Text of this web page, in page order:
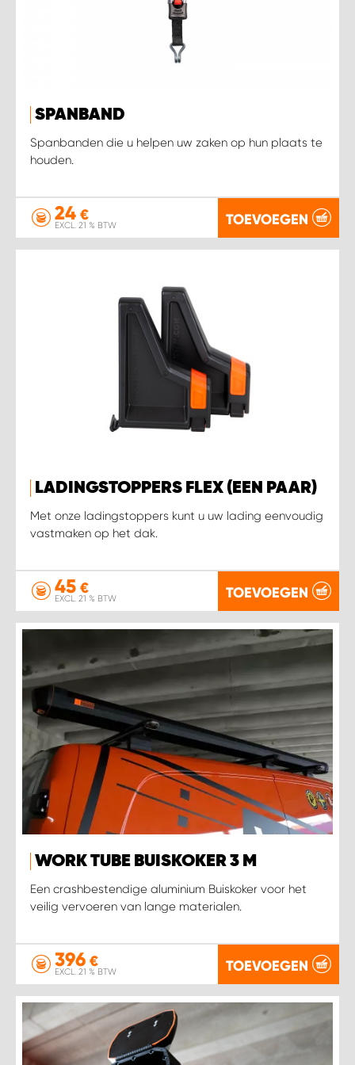
SPANBAND
Spanbanden die u helpen uw zaken op hun plaats te
houden.
24 €
EXCL. 21 % BTW TOEVOEGEN
LADINGSTOPPERS FLEX (EEN PAAR)
Met onze ladingstoppers kunt u uw lading eenvoudig
vastmaken op het dak.
45 €
EXCL. 21 % BTW TOEVOEGEN
WORK TUBE BUISKOKER 3 M
Een crashbestendige aluminium Buiskoker voor het
veilig vervoeren van lange materialen.
396 €
EXCL. 21 % BTW TOEVOEGEN